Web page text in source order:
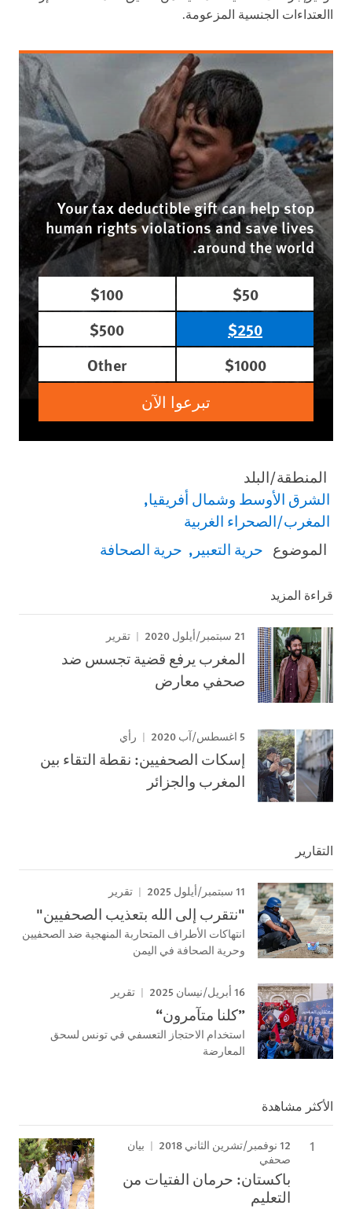
االعتداءات الجنسية المزعومة.
Your tax deductible gift can help stop
human rights violations and save lives
around the world.
$50
$100
$250
$500
$1000
Other
تبرعوا الآن
المنطقة/البلد
الشرق الأوسط وشمال أفريقيا
المغرب/الصحراء الغربية
الموضوع حرية التعبير حرية الصحافة
قراءة المزيد
21 سبتمبر/أيلول 2020 تقرير
المغرب يرفع قضية تجسس ضد
صحفي معارض
5 اغسطس/آب 2020 رأي
إسكات الصحفيين: نقطة التقاء بين
المغرب والجزائر
التقارير
11 سبتمبر/أيلول 2025 تقرير
"نتقرب إلى الله بتعذيب الصحفيين"
انتهاكات الأطراف المتحاربة المنهجية ضد الصحفيين
وحرية الصحافة في اليمن
16 أبريل/نيسان 2025 تقرير
”كلنا متآمرون“
استخدام الاحتجاز التعسفي في تونس لسحق
المعارضة
الأكثر مشاهدة
12 نوفمبر/تشرين الثاني 2018
بيان
صحفي
باكستان: حرمان الفتيات من
التعليم